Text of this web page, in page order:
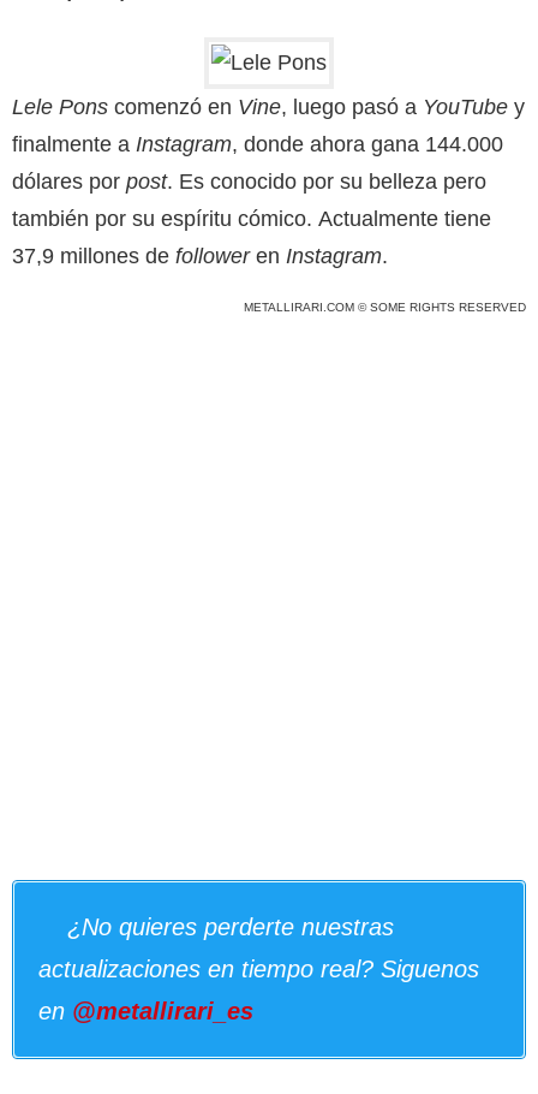
Lele Pons comenzó en Vine, luego pasó a YouTube y
finalmente a Instagram, donde ahora gana 144.000
dólares por post. Es conocido por su belleza pero
también por su espíritu cómico. Actualmente tiene
37,9 millones de followeren Instagram.
METALLIRARI.COM © SOME RIGHTS RESERVED
¿No quieres perderte nuestras
actualizaciones en tiempo real? Siguenos
en @metallirari_es